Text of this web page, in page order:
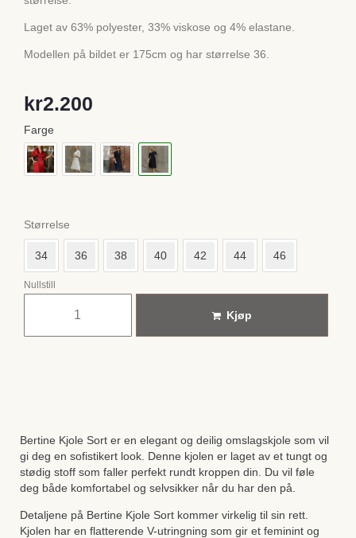
Laget av 63% polyester, 33% viskose og 4% elastane.
Modellen på bildet er 175cm og har størrelse 36.
kr2.200
Farge
Størrelse
34 36 38 40 42 44 46
Nullstill
Kjøp
Bertine Kjole Sort er en elegant og deilig omslagskjole som vil
gi deg en sofistikert look. Denne kjolen er laget av et tungt og
stødig stoff som faller perfekt rundt kroppen din. Du vil føle
deg både komfortabel og selvsikker når du har den på.
Detaljene på Bertine Kjole Sort kommer virkelig til sin rett.
Kjolen har en flatterende V-utringning som gir et feminint og